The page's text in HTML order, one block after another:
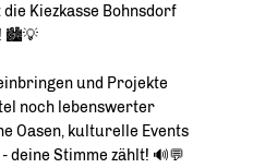
Kiezkasse Bohnsdorf
🏙️💡
und Projekte
noch lebenswerter
Oasen, kulturelle Events
deine Stimme zählt! 🔊💬